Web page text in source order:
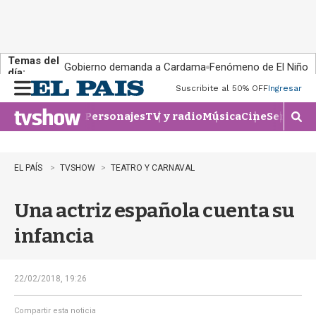
Temas del
día:
Gobierno demanda a Cardama Fenómeno de El Niño
n
u
Suscribite al 50% OFFIngresar
PersonajesTV y radioMúsicaCineSeries
M
o
e
EL PAÍS TVSHOW TEATRO Y CARNAVAL
Una actriz española cuenta su
infancia
22/02/2018, 19:26
Compartir esta noticia